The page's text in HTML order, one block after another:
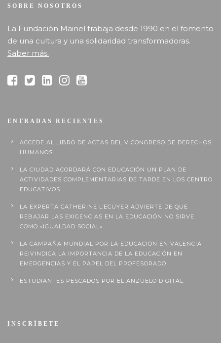
SOBRE NOSOTROS
La Fundación Mainel trabaja desde 1990 en el fomento
de una cultura y una solidaridad transformadoras.
Saber más.
ENTRADAS RECIENTES
ACCEDE AL LIBRO DE ACTAS DEL V CONGRESO DE DERECHOS
HUMANOS
LA CIUDAD ACORDARÁ CON EDUCACIÓN UN PLAN DE
ACTIVIDADES COMPLEMENTARIAS DE TARDE EN LOS CENTRO
EDUCATIVOS
LA EXPERTA CATHERINE L’ECUYER ADVIERTE DE QUE
REBAJAR LAS EXIGENCIAS EN LA EDUCACIÓN NO SIRVE
COMO «IGUALDAD SOCIAL»
LA CAMPAÑA MUNDIAL POR LA EDUCACIÓN EN VALENCIA
REIVINDICA LA IMPORTANCIA DE LA EDUCACIÓN EN
EMERGENCIAS Y EL PAPEL DEL PROFESORADO
ESTUDIANTES PESCADOS POR EL ANZUELO DIGITAL
INSCRÍBETE